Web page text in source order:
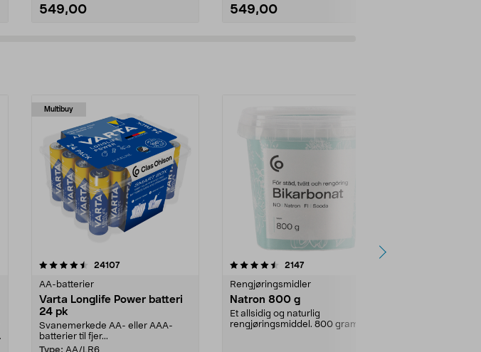
549,00 549,00
Multibuy
24107anmeldelser
AA-batterier
Varta Longlife Power batteri
24 pk
Svanemerkede AA- eller AAA-
batterier til fjer...
Type: AA/LR6
4.5av 5 stjerner 2147anmeldelser
Rengjøringsmidler
Natron 800 g
Et allsidig og naturlig
rengjøringsmiddel. 800 gram
4.0av 5 stjerner